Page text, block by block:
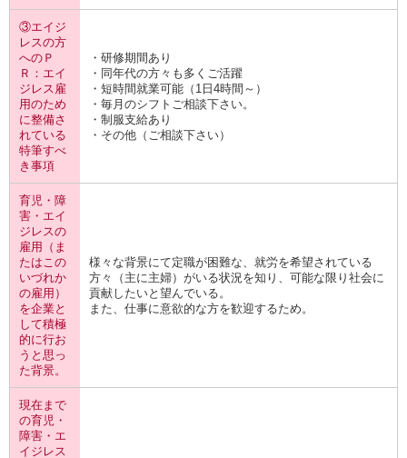
③エイジ
レスの方
へのＰ
Ｒ：エイ
ジレス雇
用のため
に整備さ
れている
特筆すべ
き事項
・研修期間あり
・同年代の方々も多くご活躍
・短時間就業可能（1日4時間～）
・毎月のシフトご相談下さい。
・制服支給あり
・その他（ご相談下さい）
育児・障
害・エイ
ジレスの
雇用（ま
たはこの
いづれか
の雇用）
を企業と
して積極
的に行お
うと思っ
た背景。
様々な背景にて定職が困難な、就労を希望されている
方々（主に主婦）がいる状況を知り、可能な限り社会に
貢献したいと望んでいる。
また、仕事に意欲的な方を歓迎するため。
現在まで
の育児・
障害・エ
イジレス